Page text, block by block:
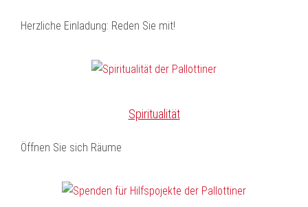
Herzliche Einladung: Reden Sie mit!
Spiritualität
Öffnen Sie sich Räume